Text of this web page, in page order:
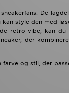
De
style den med
retro vibe, kan
der
og stil, der